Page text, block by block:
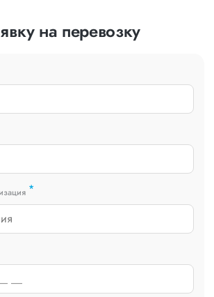
каждым клиентом закреплен менеджер,
статусе вашего груза. Чтобы
номеру
на перевозку
*